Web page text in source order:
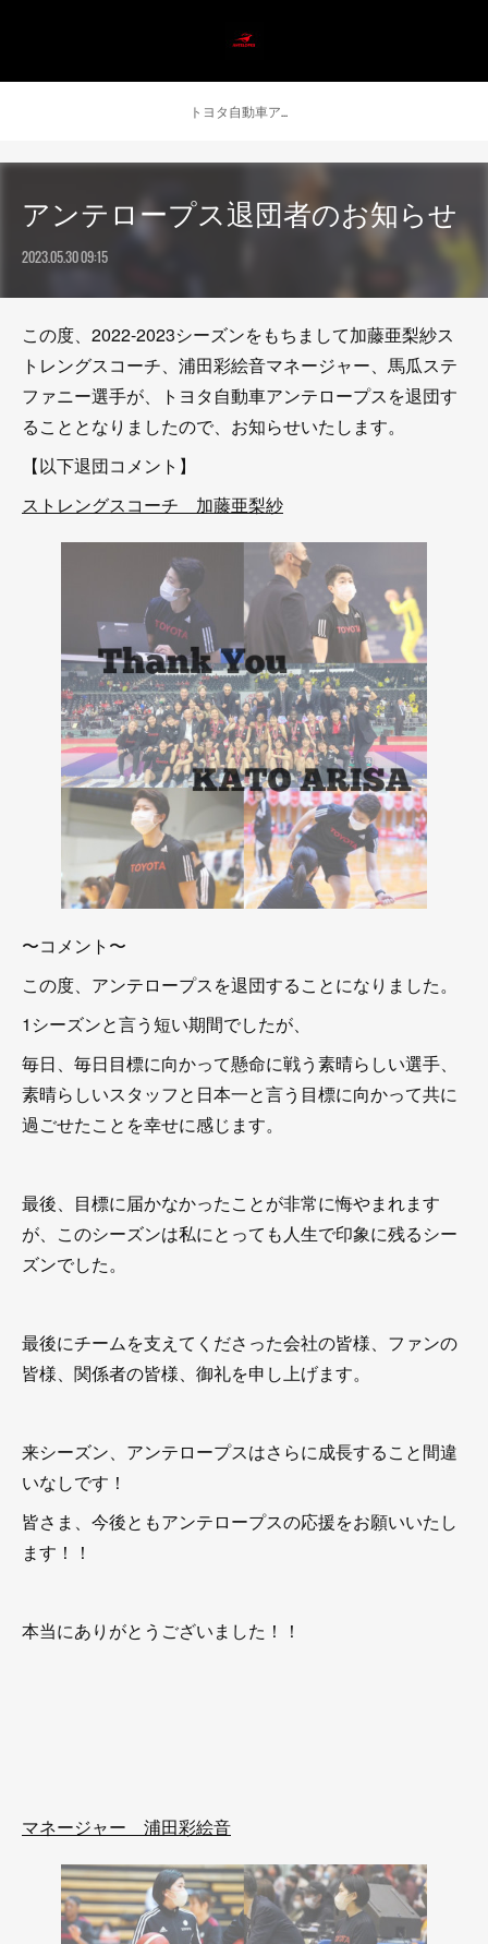
トヨタ自動車アンテロープス公式 ニュース
アンテロープス退団者のお知らせ
2023.05.30 09:15
この度、2022-2023シーズンをもちまして加藤亜梨紗ス
トレングスコーチ、浦田彩絵音マネージャー、馬瓜ステ
ファニー選手が、トヨタ自動車アンテロープスを退団す
ることとなりましたので、お知らせいたします。
【以下退団コメント】
ストレングスコーチ 加藤亜梨紗
〜コメント〜
この度、アンテロープスを退団することになりました。
1シーズンと言う短い期間でしたが、
毎日、毎日目標に向かって懸命に戦う素晴らしい選手、
素晴らしいスタッフと日本一と言う目標に向かって共に
過ごせたことを幸せに感じます。
最後、目標に届かなかったことが非常に悔やまれます
が、このシーズンは私にとっても人生で印象に残るシー
ズンでした。
最後にチームを支えてくださった会社の皆様、ファンの
皆様、関係者の皆様、御礼を申し上げます。
来シーズン、アンテロープスはさらに成長すること間違
いなしです！
皆さま、今後ともアンテロープスの応援をお願いいたし
ます！！
本当にありがとうございました！！
マネージャー 浦田彩絵音